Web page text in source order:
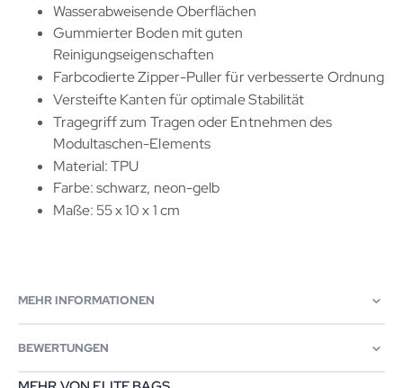
Wasserabweisende Oberflächen
Gummierter Boden mit guten
Reinigungseigenschaften
Farbcodierte Zipper-Puller für verbesserte Ordnung
Versteifte Kanten für optimale Stabilität
Tragegriff zum Tragen oder Entnehmen des
Modultaschen-Elements
Material: TPU
Farbe: schwarz, neon-gelb
Maße: 55 x 10 x 1 cm
MEHR INFORMATIONEN
BEWERTUNGEN